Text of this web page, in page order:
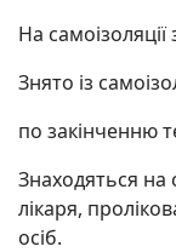
На
Знято із
по закінченню
Знаходяться на
лікаря,
осіб.